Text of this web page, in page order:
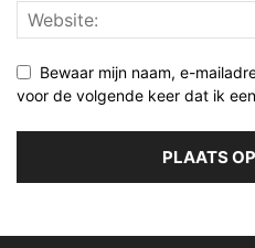
Bewaar mijn naam, e-
voor de volgende keer dat ik